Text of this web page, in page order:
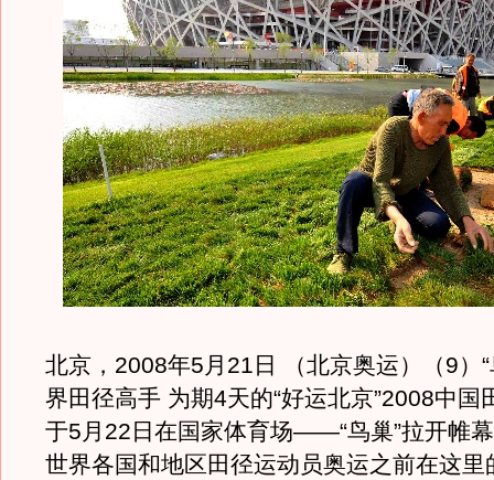
北京，2008年5月21日 （北京奥运）（9）“
界田径高手 为期4天的“好运北京”2008中国
于5月22日在国家体育场――“鸟巢”拉开帷
世界各国和地区田径运动员奥运之前在这里